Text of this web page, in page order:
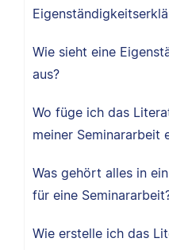
Wie sieht eine
aus?
Wo füge ich das
meiner Seminararbeit
Was gehört alles in
für eine
Wie erstelle ich das